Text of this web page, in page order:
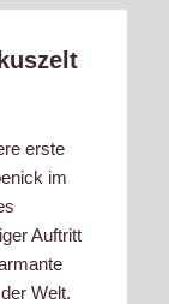
erste
im
Auftritt
Welt.